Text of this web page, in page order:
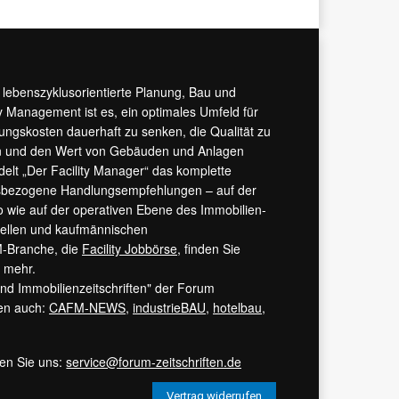
Planung, Bau und
ist es, ein optimales Umfeld für
dauerhaft zu senken, die Qualität zu
den Wert von Gebäuden und Anlagen
„Der Facility Manager“ das komplette
Handlungsempfehlungen – auf der
auf der operativen Ebene des Immobilien-
und kaufmännischen
Branche, die Facility Jobbörse, finden Sie
Immobilienzeitschriften" der Forum
auch: CAFM-NEWS, industrieBAU, hotelbau,
Sie uns:service@forum-zeitschriften.de
Vertrag widerrufen